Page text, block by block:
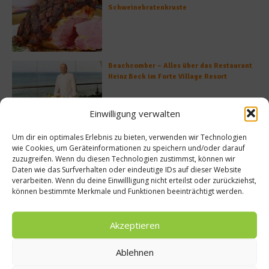
Einwilligung verwalten
Um dir ein optimales Erlebnis zu bieten, verwenden wir Technologien
wie Cookies, um Geräteinformationen zu speichern und/oder darauf
zuzugreifen. Wenn du diesen Technologien zustimmst, können wir
Daten wie das Surfverhalten oder eindeutige IDs auf dieser Website
verarbeiten. Wenn du deine Einwillligung nicht erteilst oder zurückziehst,
können bestimmte Merkmale und Funktionen beeinträchtigt werden.
Akzeptieren
Ablehnen
Schweinebratenkruste
Beachcomber – Alles über das Restaurant
Heinz Beck im Forte Village Resort
Was ist der Unterschied zwischen Limonen
und Limetten?